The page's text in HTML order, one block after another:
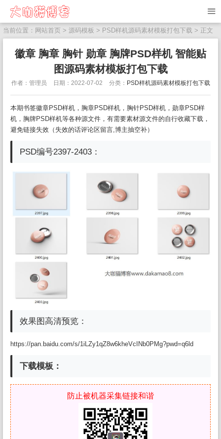
当前位置： 网站首页 > 源码模板 > PSD样机源码素材模板打包下载 > 正文
徽章 胸章 胸针 勋章 胸牌PSD样机 智能贴
图源码素材模板打包下载
作者：管理员 日期：2022-07-02 分类： PSD样机源码素材模板打包下载
本期书签徽章PSD样机，胸章PSD样机，胸针PSD样机，勋章PSD样
机，胸牌PSD样机等各种源文件，有需要素材源文件的自行收藏下载，
避免链接失效（失效的话评论区留言,博主抽空补）
PSD编号2397-2403：
效果图高清预览：
https://pan.baidu.com/s/1iLZy1qZ8w6kheVcINb0PMg?pwd=q6ld
下载模板：
防止被机器采集链接和谐